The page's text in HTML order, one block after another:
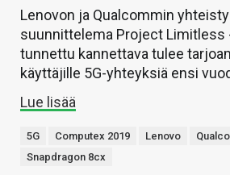
Lenovon ja Qualcommin
suunnittelema Project Limitless
tunnettu kannettava tulee
käyttäjille 5G-yhteyksiä ensi
Lue lisää
5G Computex 2019 Lenovo
Snapdragon 8cx